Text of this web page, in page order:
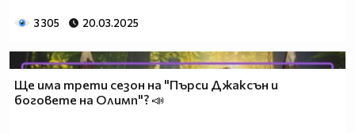
3 305 20.03.2025
Ще има трети сезон на "Пърси Джаксън и
боговете на Олимп"? 📣